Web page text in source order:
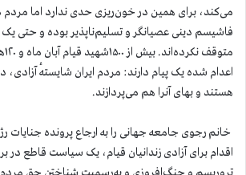
می‌کند، برای همین در خون‌ریزی حدی ندارد اما مردم
فاشیسم دینی عصیانگر و تسلیم‌ناپذیر بوده و حتی یک
اعدام شده یک پیام دارند: مردم ایران شایستهٔ
هستند و بهای آنرا هم می‌پردازند.
خانم رجوی جامعه جهانی را به ارجاع پرونده جنایات
اقدام برای آزادی زندانیان قیام، یک سیاست قاطع